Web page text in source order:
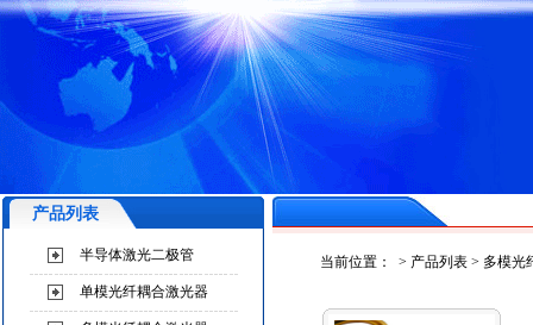
产品列表
半导体激光二极管
单模光纤耦合激光器
当前位置： > 产品列表> 多模光